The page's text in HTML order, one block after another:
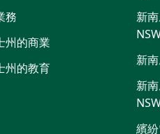
務
州的商業
州的教育
新
新
新
繽